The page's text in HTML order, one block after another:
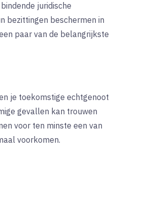
juridische
bezittingen beschermen in
paar van de belangrijkste
je toekomstige echtgenoot
gevallen kan trouwen
voor ten minste een van
voorkomen.